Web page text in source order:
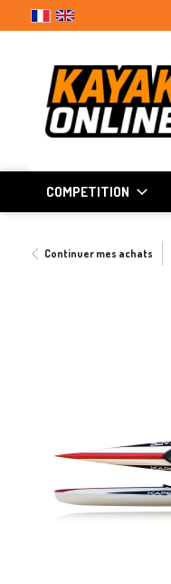
COMPETITION
Continuer mes achats